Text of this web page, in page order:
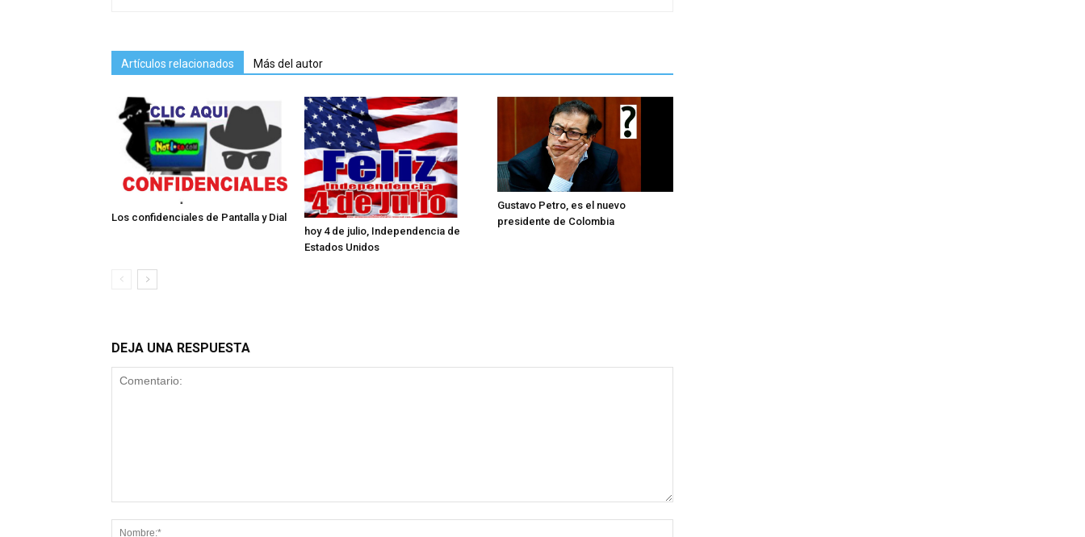
Artículos relacionados Más del autor
Los confidenciales de Pantalla y Dial
hoy 4 de julio, Independencia de
Estados Unidos
Gustavo Petro, es el nuevo
presidente de Colombia
DEJA UNA RESPUESTA